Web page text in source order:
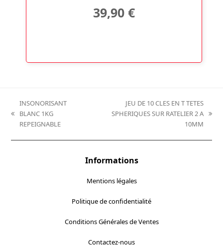
39,90 €
previous
post:
INSONORISANT
BLANC 1KG
REPEIGNABLE
JEU DE 10 CLES EN T TETES
SPHERIQUES SUR RATELIER 2 A
10MM
Informations
Mentions légales
Politique de confidentialité
Conditions Générales de Ventes
Contactez-nous